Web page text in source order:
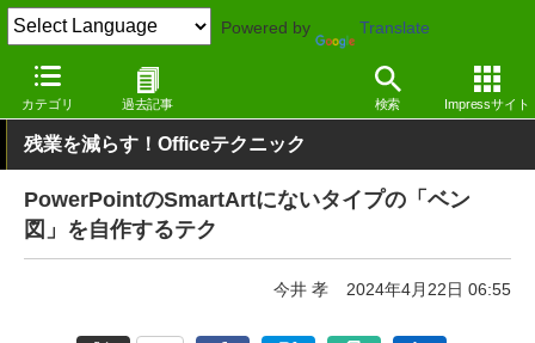
Powered by Translate
カテゴリ 過去記事 検索 Impressサイト
窓の杜 オフィス・ドキュメント Windows
残業を減らす！Officeテクニック
PowerPointのSmartArtにないタイプの「ベン
図」を自作するテク
今井 孝 2024年4月22日 06:55